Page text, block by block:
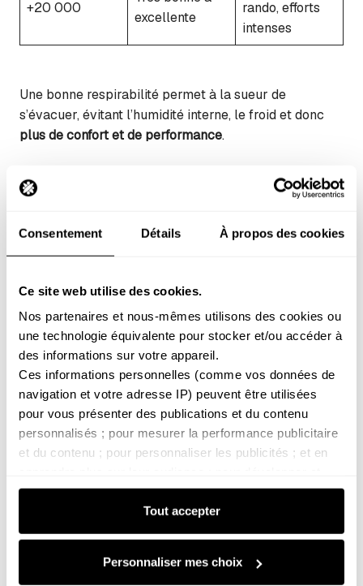
Consentement Détails À propos des cookies
Ce site web utilise des cookies.
Nos partenaires et nous-mêmes utilisons des cookies ou
une technologie équivalente pour stocker et/ou accéder à
des informations sur votre appareil.
Ces informations personnelles (comme vos données de
navigation et votre adresse IP) peuvent être utilisées
pour vous présenter des publications et du contenu
personnalisés ; pour mesurer la performance publicitaire
et du contenu ; pour personnaliser les publicités ; et en
améliorer les produits de nos partenaires.
Vous pouvez paramétrer vos choix pour accepter ou non
les cookies soumis à votre consentement, ou vous y
de votre consentement (tels que certains cookies de
Tout accepter
Personnaliser mes choix
+20 000
excellente
rando, efforts
intenses
Une bonne respirabilité permet à la sueur de
s’évacuer, évitant l’humidité interne, le froid et donc
plus de confort et de performance.
Décrypter les indices : 10K, 15K,
20K et au-delà
Vêtements techniques 10K
pour la pluie modérée et la neige légère. Avec une
respirabilité généralement située entre 5 000 et 10
000 g/m²/24h, ils conviennent parfaitement aux
activités de moyenne intensité.
Sur les pistes de ski, un vêtement 10K accompagne
idéalement vos journées de ride. Il résiste aux chutes
de neige courantes et maintient un confort stable lors
de descentes tranquilles ou d’apprentissage
Pour la randonnée légère ou les sorties urbaines par
temps incertain, cette protection s’avère amplement
suffisante. L’équilibre prix-performance en fait un
choix judicieux pour les pratiquants occasionnels ou